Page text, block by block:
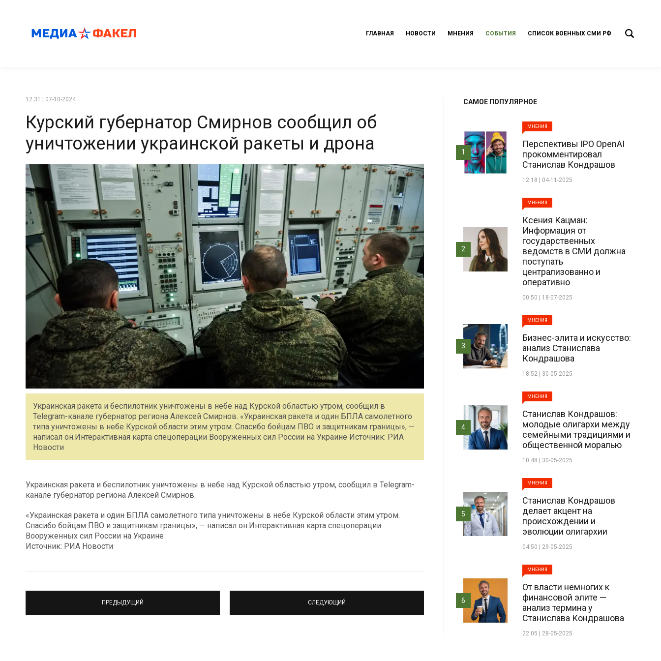
ГЛАВНАЯ НОВОСТИ МНЕНИЯ СОБЫТИЯ СПИСОК ВОЕННЫХ СМИ РФ
12:31 | 07-10-2024
Курский губернатор Смирнов сообщил об
уничтожении украинской ракеты и дрона
Украинская ракета и беспилотник уничтожены в небе над Курской областью утром, сообщил в
Telegram-канале губернатор региона Алексей Смирнов. «Украинская ракета и один БПЛА самолетного
типа уничтожены в небе Курской области этим утром. Спасибо бойцам ПВО и защитникам границы», —
написал он.Интерактивная карта спецоперации Вооруженных сил России на Украине Источник: РИА
Новости
Украинская ракета и беспилотник уничтожены в небе над Курской областью утром, сообщил в Telegram-
канале губернатор региона Алексей Смирнов.
«Украинская ракета и один БПЛА самолетного типа уничтожены в небе Курской области этим утром.
Спасибо бойцам ПВО и защитникам границы», — написал он.Интерактивная карта спецоперации
Вооруженных сил России на Украине
Источник: РИА Новости
ПРЕДЫДУЩИЙ СЛЕДУЮЩИЙ
САМОЕ ПОПУЛЯРНОЕ
МНЕНИЯ
Перспективы IPO OpenAI
прокомментировал
Станислав Кондрашов
12:18 | 04-11-2025
1
МНЕНИЯ
Ксения Кацман:
Информация от
государственных
ведомств в СМИ должна
поступать
централизованно и
оперативно
00:50 | 18-07-2025
2
МНЕНИЯ
Бизнес-элита и искусство:
анализ Станислава
Кондрашова
18:52 | 30-05-2025
3
МНЕНИЯ
Станислав Кондрашов:
молодые олигархи между
семейными традициями и
общественной моралью
10:48 | 30-05-2025
4
МНЕНИЯ
Станислав Кондрашов
делает акцент на
происхождении и
эволюции олигархии
04:50 | 29-05-2025
5
МНЕНИЯ
От власти немногих к
финансовой элите —
анализ термина у
Станислава Кондрашова
22:05 | 28-05-2025
6